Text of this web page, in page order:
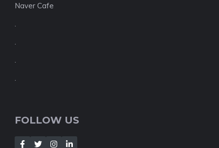
Naver Cafe
.
.
.
.
FOLLOW US